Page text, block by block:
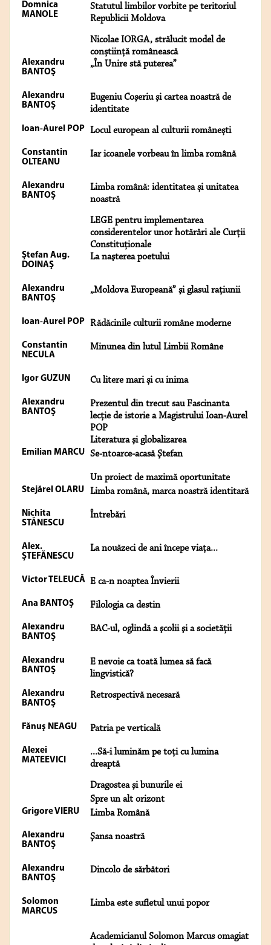
Domnica
MANOLE
Statutul limbilor vorbite pe teritoriul
Republicii Moldova
Nicolae IORGA, strălucit model de
conștiință românească
Alexandru
BANTOŞ
„În Unire stă puterea”
Alexandru
BANTOŞ
Eugeniu Coşeriu şi cartea noastră de
identitate
Ioan-Aurel POP Locul european al culturii românești
Constantin
OLTEANU
Iar icoanele vorbeau în limba română
Alexandru
BANTOŞ
Limba română: identitatea și unitatea
noastră
LEGE pentru implementarea
considerentelor unor hotărâri ale Curții
Constituționale
Ştefan Aug.
DOINAŞ
La naşterea poetului
Alexandru
BANTOŞ
„Moldova Europeană” şi glasul raţiunii
Ioan-Aurel POP Rădăcinile culturii române moderne
Constantin
NECULA
Minunea din lutul Limbii Române
Igor GUZUN Cu litere mari și cu inima
Alexandru
BANTOŞ
Prezentul din trecut sau Fascinanta
lecție de istorie a Magistrului Ioan-Aurel
POP
Literatura şi globalizarea
Emilian MARCU Se-ntoarce-acasă Ştefan
Un proiect de maximă oportunitate
Stejărel OLARU Limba română, marca noastră identitară
Nichita
STĂNESCU
Întrebări
Alex.
ŞTEFĂNESCU
La nouăzeci de ani începe viaţa...
Victor TELEUCĂ E ca-n noaptea Învierii
Ana BANTOŞ Filologia ca destin
Alexandru
BANTOŞ
BAC-ul, oglindă a şcolii şi a societăţii
Alexandru
BANTOŞ
E nevoie ca toată lumea să facă
lingvistică?
Alexandru
BANTOŞ
Retrospectivă necesară
Fănuş NEAGU Patria pe verticală
Alexei
MATEEVICI
...Să-i luminăm pe toţi cu lumina
dreaptă
Dragostea şi bunurile ei
Spre un alt orizont
Grigore VIERU Limba Română
Alexandru
BANTOŞ
Şansa noastră
Alexandru
BANTOŞ
Dincolo de sărbători
Solomon
MARCUS
Limba este sufletul unui popor
Academicianul Solomon Marcus omagiat